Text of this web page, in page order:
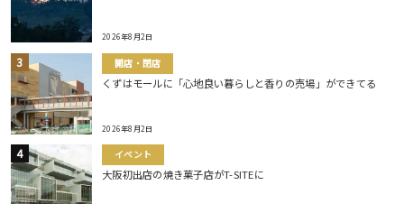
2026年8月2日
開店・閉店
くずはモールに「心地良い暮らしと香りの売場」ができてる
2026年8月2日
イベント
大阪初出店の焼き菓子店がT-SITEに